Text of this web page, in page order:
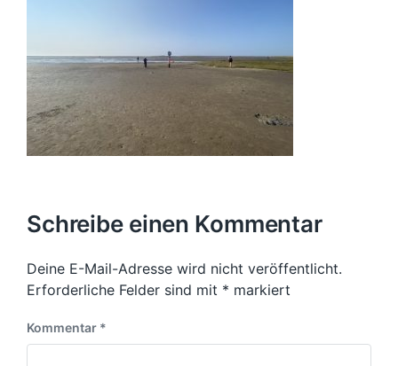
Schreibe einen Kommentar
Deine E-Mail-Adresse wird nicht veröffentlicht.
Erforderliche Felder sind mit * markiert
Kommentar *